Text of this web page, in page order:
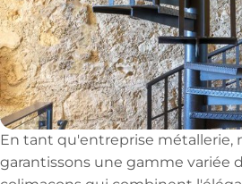
En tant qu'entreprise métallerie,
garantissons une gamme variée